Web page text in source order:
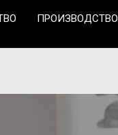
ПРОИЗВОДСТВО